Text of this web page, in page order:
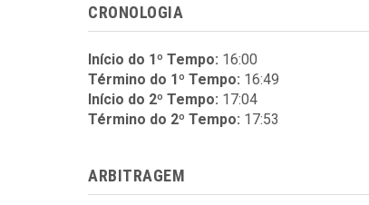
CRONOLOGIA
Início do 1º Tempo: 16:00
Término do 1º Tempo: 16:49
Início do 2º Tempo: 17:04
Término do 2º Tempo: 17:53
ARBITRAGEM